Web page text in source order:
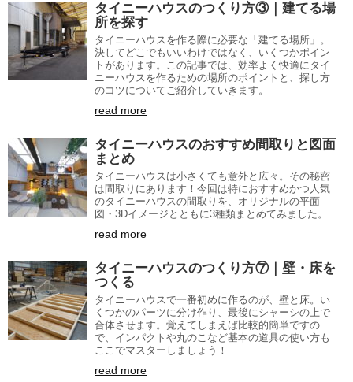
タイニーハウスのつくり方③｜建てる場
所を探す
タイニーハウスを作る際に必要な「建てる場所」。
決してどこでもいいわけではなく、いくつかポイン
トがあります。この記事では、効率よく快適にタイ
ニーハウスを作るための場所のポイントと、探し方
のコツについてご紹介していきます。
read more
タイニーハウスのおすすめ間取りと図面
まとめ
タイニーハウスは小さくても意外と広々。その秘密
は間取りにあります！今回は特におすすめかつ人気
のタイニーハウスの間取りを、オリジナルの平面
図・3Dイメージとともに3種類まとめてみました。
read more
タイニーハウスのつくり方⑦｜壁・床を
つくる
タイニーハウスで一番初めに作るのが、壁と床。い
くつかのパーツに分け作り、最後にシャーシの上で
合体させます。覚えてしまえば比較的簡単ですの
で、インパクトや丸のこなど基本の道具の使い方も
ここでマスターしましょう！
read more